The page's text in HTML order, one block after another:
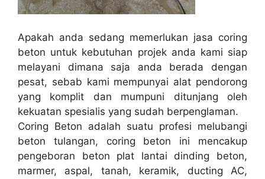
Apakah anda sedang memerlukan jasa coring
beton untuk kebutuhan projek anda kami siap
melayani dimana saja anda berada dengan
pesat, sebab kami mempunyai alat pendorong
yang komplit dan mumpuni ditunjang oleh
kekuatan spesialis yang sudah berpenglaman.
Coring Beton adalah suatu profesi melubangi
beton tulangan, coring beton ini mencakup
pengeboran beton plat lantai dinding beton,
marmer, aspal, tanah, keramik, ducting AC,